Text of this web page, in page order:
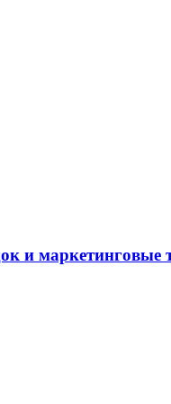
и маркетинговые